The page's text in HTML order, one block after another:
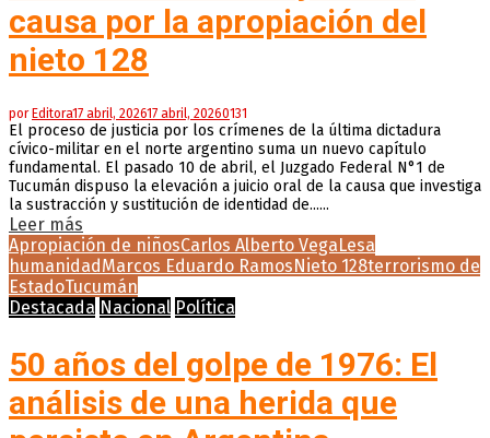
causa por la apropiación del
nieto 128
porEditora17 abril, 202617 abril, 20260131
El proceso de justicia por los crímenes de la última dictadura
cívico-militar en el norte argentino suma un nuevo capítulo
fundamental. El pasado 10 de abril, el Juzgado Federal N°1 de
Tucumán dispuso la elevación a juicio oral de la causa que investiga
la sustracción y sustitución de identidad de......
Leer más
Apropiación de niñosCarlos Alberto VegaLesa
humanidadMarcos Eduardo RamosNieto 128terrorismo de
EstadoTucumán
Destacada Nacional Política
50 años del golpe de 1976: El
análisis de una herida que